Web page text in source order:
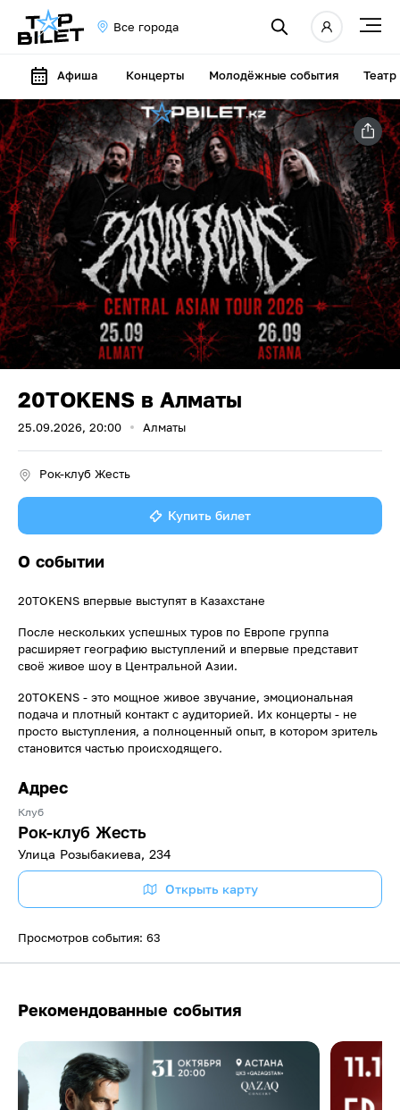
Все города
Афиша Концерты Молодёжные события Театр
20TOKENS в Алматы
25.09.2026, 20:00 Алматы
Рок-клуб Жесть
Купить билет
О событии
20TOKENS впервые выступят в Казахстане
После нескольких успешных туров по Европе группа
расширяет географию выступлений и впервые представит
своё живое шоу в Центральной Азии.
20TOKENS - это мощное живое звучание, эмоциональная
подача и плотный контакт с аудиторией. Их концерты - не
просто выступления, а полноценный опыт, в котором зритель
становится частью происходящего.
Адрес
Клуб
Рок-клуб Жесть
​Улица Розыбакиева, 234
Открыть карту
Просмотров события: 63
Рекомендованные события